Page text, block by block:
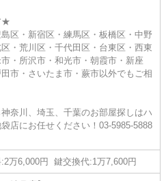
★
区・新宿区・練馬区・板橋区・中野
・荒川区・千代田区・台東区・西東
・所沢市・和光市・朝霞市・新座
市・さいたま市・蕨市以外でもご相
奈川、埼玉、千葉のお部屋探しはハ
店にお任せください！03-5985-5888
万6,000円 鍵交換代:1万7,600円